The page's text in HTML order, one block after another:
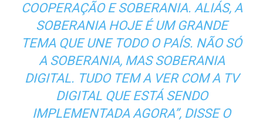
COOPERAÇÃO E SOBERANIA. ALIÁS, A
SOBERANIA HOJE É UM GRANDE
TEMA QUE UNE TODO O PAÍS. NÃO SÓ
A SOBERANIA, MAS SOBERANIA
DIGITAL. TUDO TEM A VER COM A TV
DIGITAL QUE ESTÁ SENDO
IMPLEMENTADA AGORA”, DISSE O